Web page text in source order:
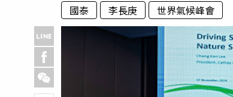
國泰 李長庚 世界氣候峰會